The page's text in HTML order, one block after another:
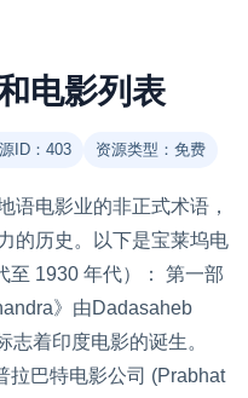
电影列表
ID：403 资源类型：免费
语电影业的非正式术语，
的历史。以下是宝莱坞电
至 1930 年代）： 第一部
》由Dadasaheb
志着印度电影的诞生。
拉巴特电影公司 (Prabhat